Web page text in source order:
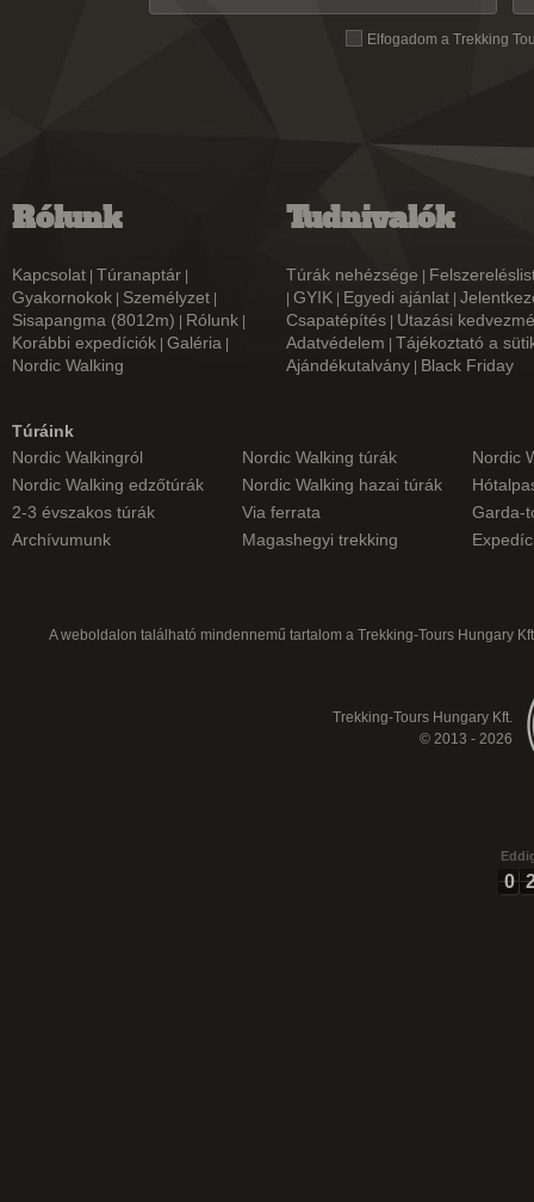
Elfogadom a Trekking
Rólunk
Kapcsolat Túranaptár
Gyakornokok Személyzet
Sisapangma (8012m) Rólunk
Korábbi expedíciók Galéria
Nordic Walking
Tudnivalók
Túrák nehézsége
GYIK Egyedi ajánlat
Csapatépítés
Utazási
Adatvédelem
Tájékoztató a
Ajándékutalvány
Black Friday
Túráink
Nordic Walkingról
Nordic Walking túrák
Nordic
Nordic Walking edzőtúrák
Nordic Walking hazai túrák
2-3 évszakos túrák
Via ferrata
Garda-
Archívumunk
Magashegyi trekking
A weboldalon található mindennemű tartalom a Trekking-Tours Hungary
Trekking-Tours Hungary Kft.
© 2013 - 2026
0